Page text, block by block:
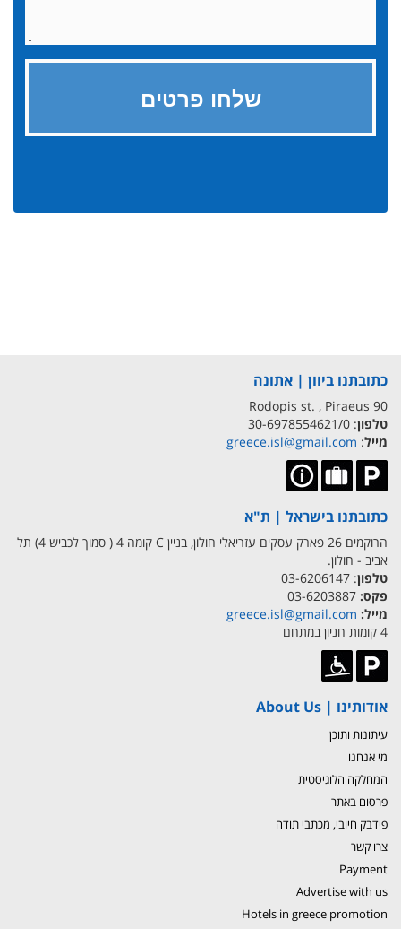
כתובתנו ביוון | אתונה
90 Rodopis st. , Piraeus
טלפון: 30-6978554621/0
מייל:
greece.isl@gmail.com
כתובתנו בישראל | ת"א
הרוקמים 26 פארק עסקים עזריאלי חולון, בניין C קומה 4 ( סמוך לכביש 4) תל
אביב - חולון.
טלפון: 03-6206147
פקס:
מייל: greece.isl@gmail.com
4 קומות חניון במתחם
אודותינו | About Us
עיתונות ותוכן
מי אנחנו
המחלקה הלוגיסטית
פרסום באתר
פידבק חיובי, מכתבי תודה
צרו קשר
Payment
Advertise with us
Hotels in greece promotion